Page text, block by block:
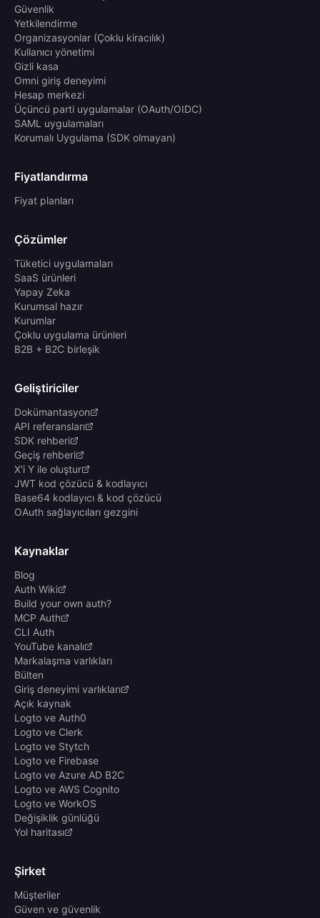
Güvenlik
Yetkilendirme
Organizasyonlar (Çoklu kiracılık)
Kullanıcı yönetimi
Gizli kasa
Omni giriş deneyimi
Hesap merkezi
Üçüncü parti uygulamalar (OAuth/OIDC)
SAML uygulamaları
Korumalı Uygulama (SDK olmayan)
Fiyatlandırma
Fiyat planları
Çözümler
Tüketici uygulamaları
SaaS ürünleri
Yapay Zeka
Kurumsal hazır
Kurumlar
Çoklu uygulama ürünleri
B2B + B2C birleşik
Geliştiriciler
Dokümantasyon
API referansları
SDK rehberi
Geçiş rehberi
X'i Y ile oluştur
JWT kod çözücü & kodlayıcı
Base64 kodlayıcı & kod çözücü
OAuth sağlayıcıları gezgini
Kaynaklar
Blog
Auth Wiki
Build your own auth?
MCP Auth
CLI Auth
YouTube kanalı
Markalaşma varlıkları
Bülten
Giriş deneyimi varlıkları
Açık kaynak
Logto ve Auth0
Logto ve Clerk
Logto ve Stytch
Logto ve Firebase
Logto ve Azure AD B2C
Logto ve AWS Cognito
Logto ve WorkOS
Değişiklik günlüğü
Yol haritası
Şirket
Müşteriler
Güven ve güvenlik